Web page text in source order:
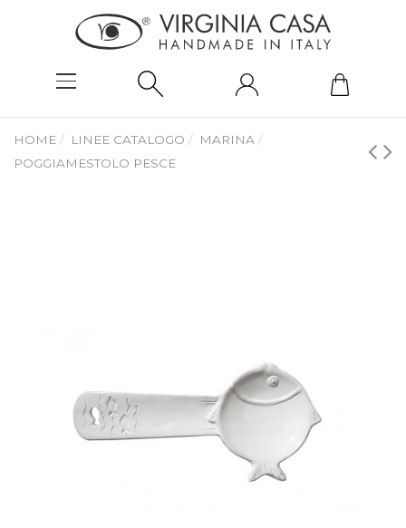
HOME LINEE CATALOGO
MARINA
POGGIAMESTOLO PESCE